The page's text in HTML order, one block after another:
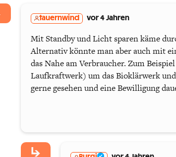
tauernwind vor 4 Jahren
Mit Standby und Licht sparen käme
Alternativ könnte man aber auch mit
das Nahe am Verbraucher. Zum
Laufkraftwerk) um das Bioklärwerk
gerne gesehen und eine Bewilligung